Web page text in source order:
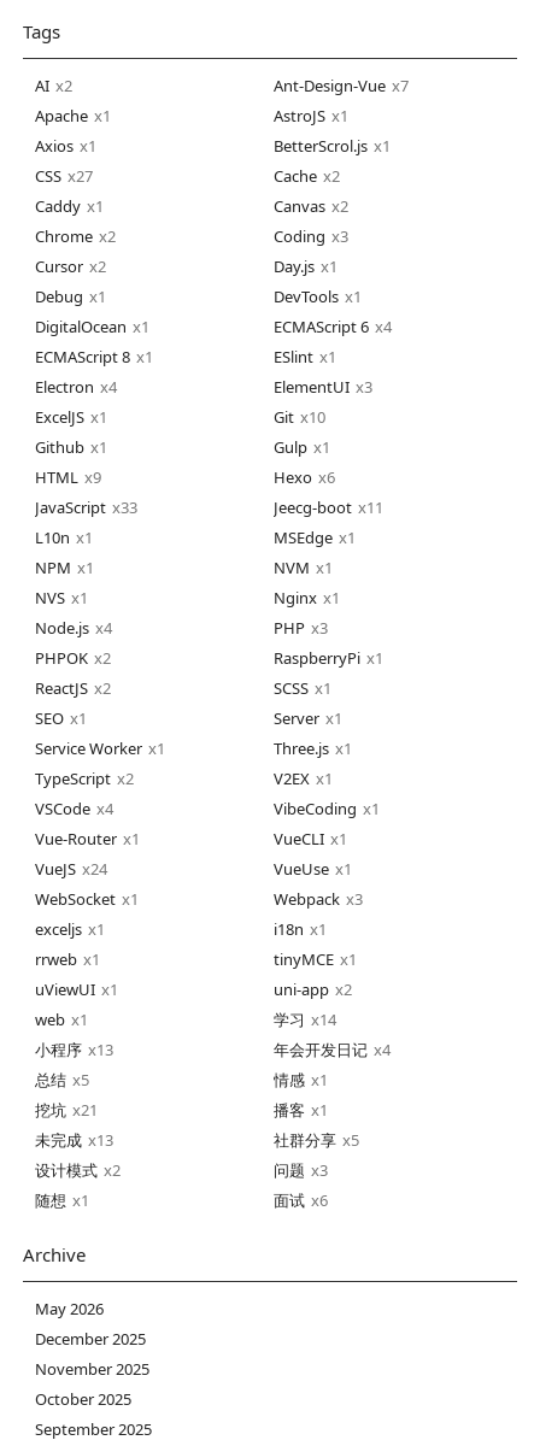
Tags
AI 2 Ant-Design-Vue
7
Apache
1 AstroJS
1
Axios
1 BetterScrol.js
1
CSS
27 Cache
2
Caddy
1 Canvas
2
Chrome
2 Coding
3
Cursor
2 Day.js
1
Debug
1 DevTools
1
DigitalOcean
1 ECMAScript 6
4
ECMAScript 8
1 ESlint
1
Electron
4 ElementUI
3
ExcelJS
1 Git
10
Github
1 Gulp
1
HTML
9 Hexo
6
JavaScript
33 Jeecg-boot
11
L10n
1 MSEdge
1
NPM
1 NVM
1
NVS
1 Nginx
1
Node.js
4 PHP
3
PHPOK
2 RaspberryPi
1
ReactJS
2 SCSS
1
SEO
1 Server
1
Service Worker
1 Three.js
1
TypeScript
2 V2EX
1
VSCode
4 VibeCoding
1
Vue-Router
1 VueCLI
1
VueJS
24 VueUse
1
WebSocket
1 Webpack
3
exceljs
1 i18n
1
rrweb
1 tinyMCE
1
uViewUI
1 uni-app
2
web
1 学习
14
小程序
13 年会开发日记
4
总结
5 情感
1
挖坑
21 播客
1
未完成
13 社群分享
5
设计模式
2 问题
3
随想
1 面试 6
Archive
May 2026
December 2025
November 2025
October 2025
September 2025